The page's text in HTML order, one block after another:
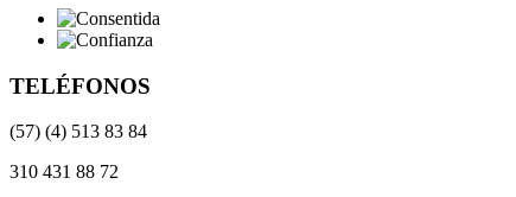
TELÉFONOS
(57) (4) 513 83 84
310 431 88 72